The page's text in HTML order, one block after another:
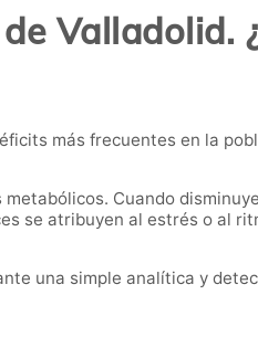
Valladolid.
más frecuentes en la
Cuando
se atribuyen al estrés o al
una simple analítica y